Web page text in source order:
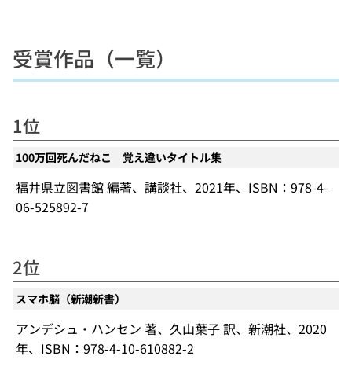
受賞作品（一覧）
1位
100万回死んだねこ 覚え違いタイトル集
福井県立図書館 編著、講談社、2021年、ISBN：978-4-
06-525892-7
2位
スマホ脳（新潮新書）
アンデシュ・ハンセン 著、久山葉子 訳、新潮社、2020
年、ISBN：978-4-10-610882-2